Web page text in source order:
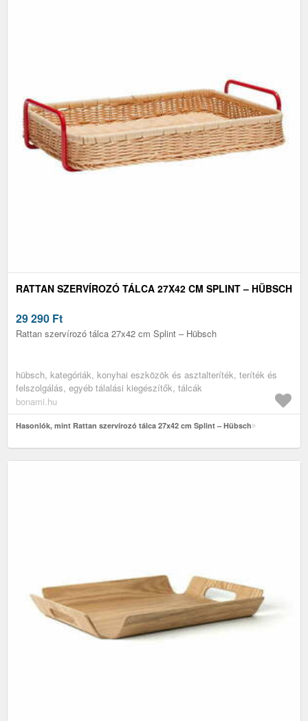
RATTAN SZERVÍROZÓ TÁLCA 27X42 CM SPLINT – HÜBSCH
29 290 Ft
Rattan szervírozó tálca 27x42 cm Splint – Hübsch
hübsch, kategóriák, konyhai eszközök és asztalteríték, teríték és
felszolgálás, egyéb tálalási kiegészítők, tálcák
bonami.hu
Hasonlók, mint Rattan szervírozó tálca 27x42 cm Splint – Hübsch